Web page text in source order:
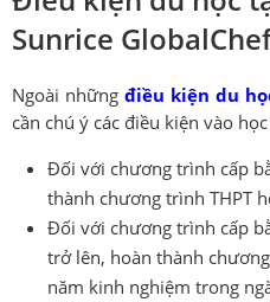
Sunrice
Ngoài những điều kiện du
cần chú ý các điều kiện vào
Đối với chương trình cấp
thành chương trình THPT
Đối với chương trình cấp
trở lên, hoàn thành
năm kinh nghiệm trong